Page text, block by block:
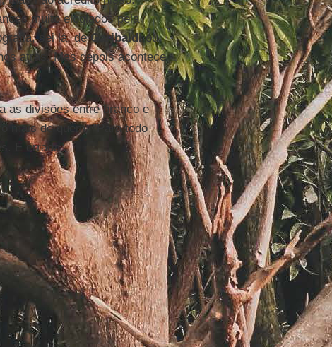
muito elogiados pela
sei lá, deGaribaldiou
atrás. Mas depois acontece
as divisões entre branco e
mais de quem: "Para todo
E errada".